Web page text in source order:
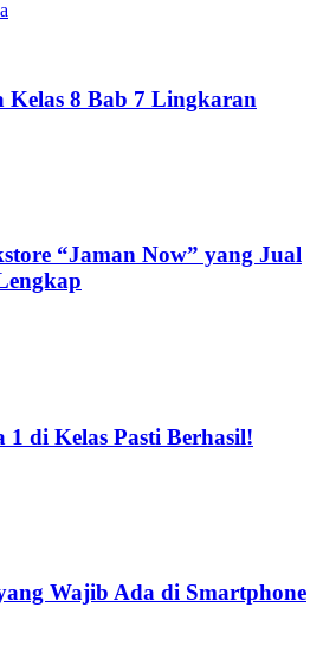
8 Bab 7 Lingkaran
“Jaman Now” yang Jual
di Kelas Pasti Berhasil!
Wajib Ada di Smartphone